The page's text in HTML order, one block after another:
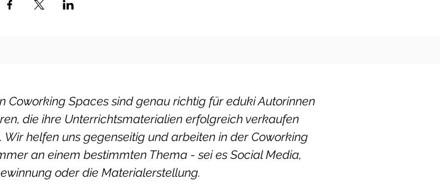
Coworking Spaces sind genau richtig für eduki Autorinnen
die ihre Unterrichtsmaterialien erfolgreich verkaufen
Wir helfen uns gegenseitig und arbeiten in der Coworking
an einem bestimmten Thema - sei es Social Media,
oder die Materialerstellung.